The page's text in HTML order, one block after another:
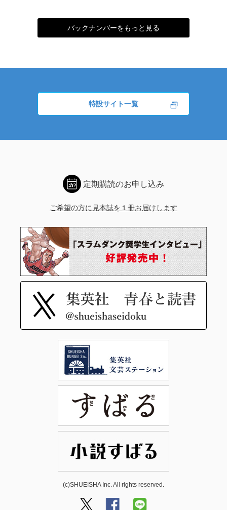
バックナンバーをもっと見る
特設サイト一覧
定期購読のお申し込み
ご希望の方に見本誌を１冊お届けします
(c)SHUEISHA Inc. All rights reserved.